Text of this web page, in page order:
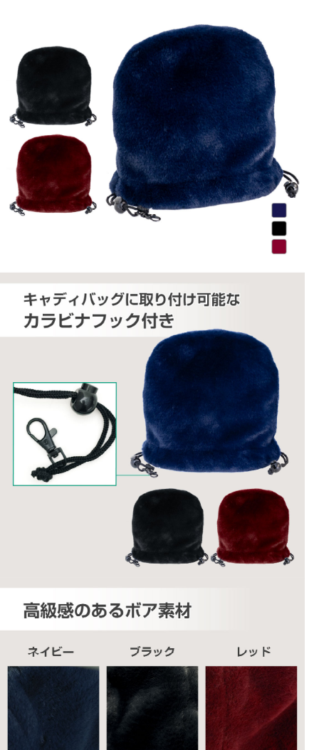
■対象クラブ：アイアン・ユーティリティ
■生産国：中国
■2025年モデル
■メーカー型番：0263136215